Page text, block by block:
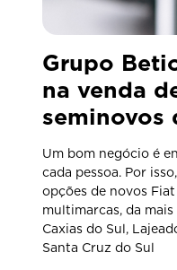
Grupo
na venda
seminovos
Um bom negócio é
cada pessoa. Por
opções de novos
multimarcas, da
Caxias do Sul,
Santa Cruz do Sul